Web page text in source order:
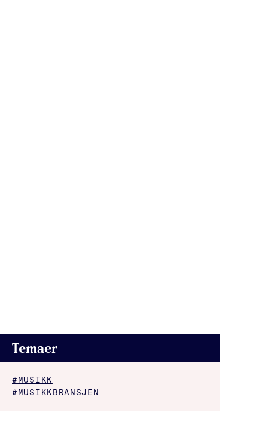
Temaer
#MUSIKK
#MUSIKKBRANSJEN